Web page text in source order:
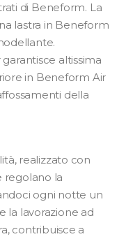
di Beneform. La
lastra in Beneform
altissima
in Beneform Air
della
realizzato con
regolano la
ogni notte un
la lavorazione ad
contribuisce a